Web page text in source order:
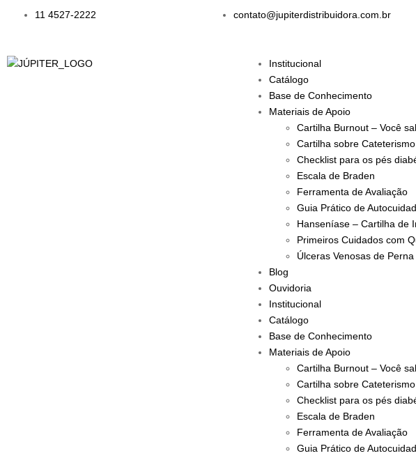
11 4527-2222 contato@jupiterdistribuidora.com.br
Institucional
Catálogo
Base de Conhecimento
Materiais de Apoio
Cartilha Burnout – Você
Cartilha sobre
Checklist para os pés
Escala de Braden
Ferramenta de Avaliação
Guia Prático de
Hanseníase – Cartilha de
Primeiros Cuidados com
Úlceras Venosas de
Blog
Ouvidoria
Institucional
Catálogo
Base de Conhecimento
Materiais de Apoio
Cartilha Burnout – Você
Cartilha sobre
Checklist para os pés
Escala de Braden
Ferramenta de Avaliação
Guia Prático de